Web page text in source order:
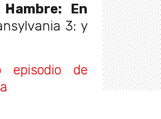
En
3: y
episodio de